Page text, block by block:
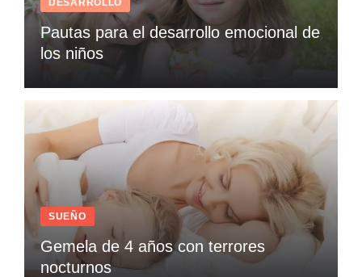
DESARROLLO
Pautas para el desarrollo emocional de
los niños
SUEÑO
Gemela de 4 años con terrores
nocturnos